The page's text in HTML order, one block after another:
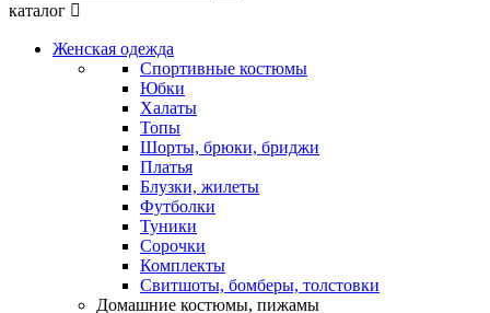
каталог 
Женская одежда
Спортивные костюмы
Юбки
Халаты
Топы
Шорты, брюки, бриджи
Платья
Блузки, жилеты
Футболки
Туники
Сорочки
Комплекты
Свитшоты, бомберы, толстовки
Домашние костюмы, пижамы